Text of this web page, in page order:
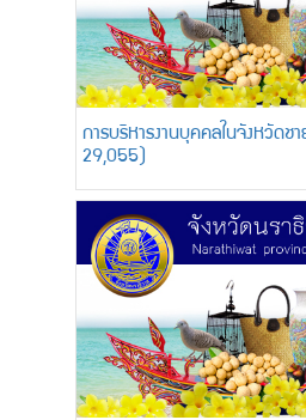
การบริหารงานบุคคลในจังหวัด
29,055)